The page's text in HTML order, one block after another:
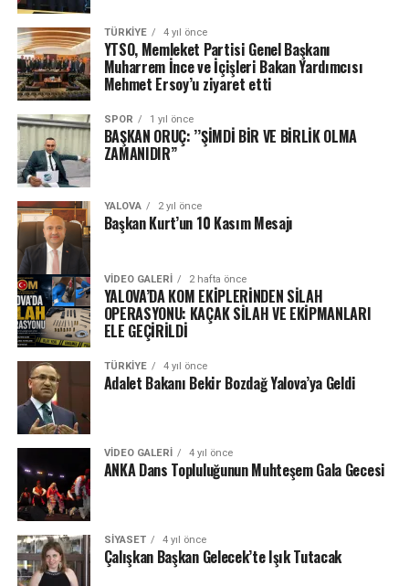
TÜRKIYE 4 yıl önce
YTSO, Memleket Partisi Genel Başkanı
Muharrem İnce ve İçişleri Bakan Yardımcısı
Mehmet Ersoy’u ziyaret etti
SPOR 1 yıl önce
BAŞKAN ORUÇ: ’’ŞİMDİ BİR VE BİRLİK OLMA
ZAMANIDIR’’
YALOVA 2 yıl önce
Başkan Kurt’un 10 Kasım Mesajı
VIDEO GALERI 2 hafta önce
YALOVA’DA KOM EKİPLERİNDEN SİLAH
OPERASYONU: KAÇAK SİLAH VE EKİPMANLARI
ELE GEÇİRİLDİ
TÜRKIYE 4 yıl önce
Adalet Bakanı Bekir Bozdağ Yalova’ya Geldi
VIDEO GALERI 4 yıl önce
ANKA Dans Topluluğunun Muhteşem Gala Gecesi
SIYASET 4 yıl önce
Çalışkan Başkan Gelecek’te Işık Tutacak